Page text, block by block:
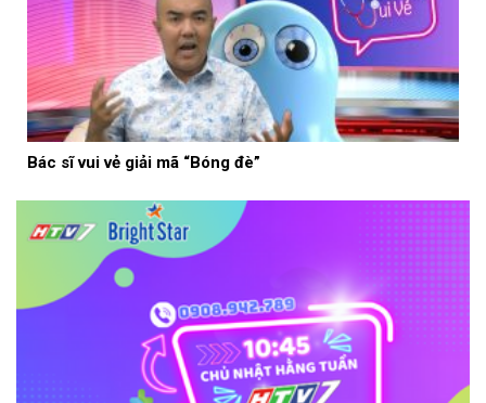
Bác sĩ vui vẻ giải mã “Bóng đè”